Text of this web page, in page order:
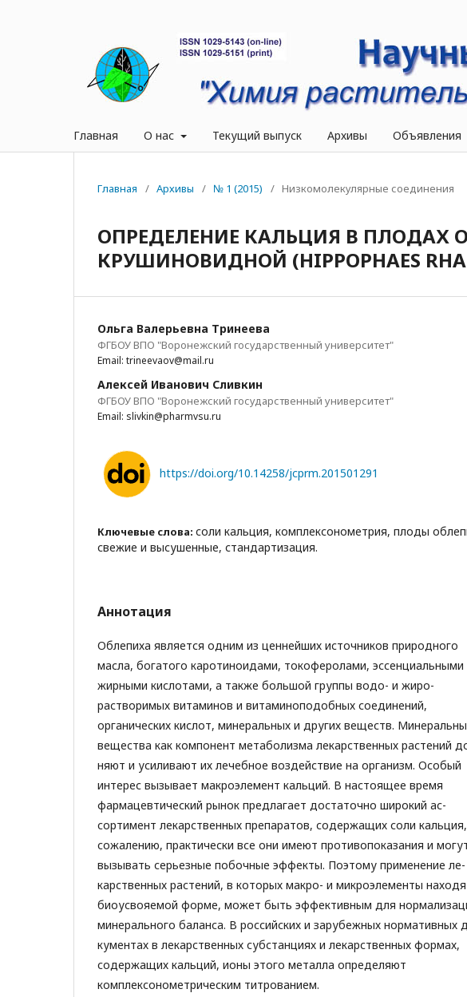
Главная О нас Текущий выпуск Архивы Объявления
Главная / Архивы / № 1 (2015) / Низкомолекулярные соединения
ОПРЕДЕЛЕНИЕ КАЛЬЦИЯ В ПЛОДАХ
КРУШИНОВИДНОЙ (НIPPOPHAES
Ольга Валерьевна Тринеева
ФГБОУ ВПО "Воронежский государственный университет"
Email: trineevaov@mail.ru
Алексей Иванович Сливкин
ФГБОУ ВПО "Воронежский государственный университет"
Email: slivkin@pharmvsu.ru
https://doi.org/10.14258/jcprm.201501291
Ключевые слова: соли кальция, комплексонометрия, плоды
свежие и высушенные, стандартизация.
Аннотация
Облепиха является одним из ценнейших источников природного
масла, богатого каротиноидами, токоферолами, эссенциальными
жирными кислотами, а также большой группы водо- и жиро­
растворимых витаминов и витаминоподобных соединений,
органических кислот, минеральных и других веществ.
вещества как компонент метаболизма лекарственных растений
няют и усиливают их лечебное воздействие на ор­ганизм. Особый
интерес вызывает макроэлемент кальций. В настоящее время
фармацевтиче­ский рынок предлагает достаточно широкий ас­
сортимент лекарственных препаратов, содержащих соли
сожалению, практически все они имеют противопоказания и
вызывать серьез­ные побочные эффекты. Поэтому применение ле­
карственных растений, в которых макро- и микро­элементы
биоусвояемой форме, может быть эффективным для
минераль­ного баланса. В российских и зарубежных нормативных
кументах в лекарственных субстанциях и лекар­ственных формах,
содержащих кальций, ионы этого металла определяют
комплексонометрическим ти­трованием.